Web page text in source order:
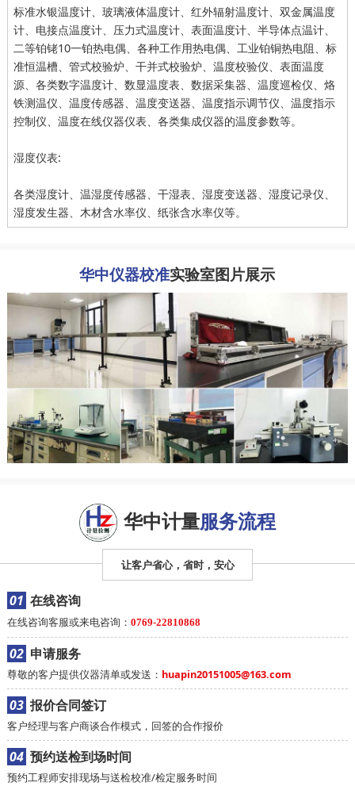
标准水银温度计、玻璃液体温度计、红外辐射温度计、双金属温度
计、电接点温度计、压力式温度计、表面温度计、半导体点温计、
二等铂铑10一铂热电偶、各种工作用热电偶、工业铂铜热电阻、标
准恒温槽、管式校验炉、干并式校验炉、温度校验仪、表面温度
源、各类数字温度计、数显温度表、数据采集器、温度巡检仪、烙
铁测温仪、温度传感器、温度变送器、温度指示调节仪、温度指示
控制仪、温度在线仪器仪表、各类集成仪器的温度参数等。
湿度仪表:
各类湿度计、温湿度传感器、干湿表、湿度变送器、湿度记录仪、
湿度发生器、木材含水率仪、纸张含水率仪等。
华中仪器校准实验室图片展示
华中计量服务流程
让客户省心，省时，安心
01 在线咨询
在线咨询客服或来电咨询： 0769-22810868
02 申请服务
尊敬的客户提供仪器清单或发送： huapin20151005@163.com
03 报价合同签订
客户经理与客户商谈合作模式，回签的合作报价
04 预约送检到场时间
预约工程师安排现场与送检校准/检定服务时间